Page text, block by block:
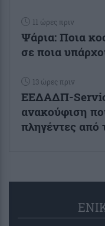
11 ώρες πριν
Ψάρια: Ποια
σε ποια
13 ώρες πριν
ΕΕΔΑΔΠ-
ανακούφιση
πληγέντες από